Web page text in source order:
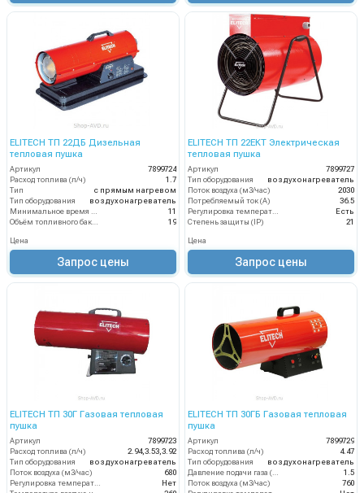
ELITECH ТП 22ДБ Дизельная
тепловая пушка
Артикул
7899724
Расход топлива (л/ч)
1.7
Тип
с прямым нагревом
Тип оборудования
воздухонагреватель
Минимальное время работы при полном баке (ч)
11
Объём топливного бака (л)
19
Цена
Запрос цены
ELITECH ТП 22ЕКТ Электрическая
тепловая пушка
Артикул
7899727
Тип оборудования
воздухонагреватель
Поток воздуха (м3/час)
2030
Потребляемый ток (А)
36.5
Регулировка температуры термостатом
Есть
Степень защиты (IP)
21
Цена
Запрос цены
ELITECH ТП 30Г Газовая тепловая
пушка
Артикул
7899723
Расход топлива (л/ч)
2.94,3.53,3.92
Тип оборудования
воздухонагреватель
Поток воздуха (м3/час)
680
Нет
ELITECH ТП 30ГБ Газовая тепловая
пушка
Артикул
7899729
Расход топлива (л/ч)
4.47
Тип оборудования
воздухонагреватель
1.5
Поток воздуха (м3/час)
760